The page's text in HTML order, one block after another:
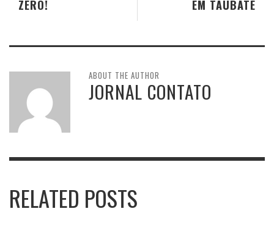
EM TAUBATÉ
ZERO!
ABOUT THE AUTHOR
JORNAL CONTATO
RELATED POSTS